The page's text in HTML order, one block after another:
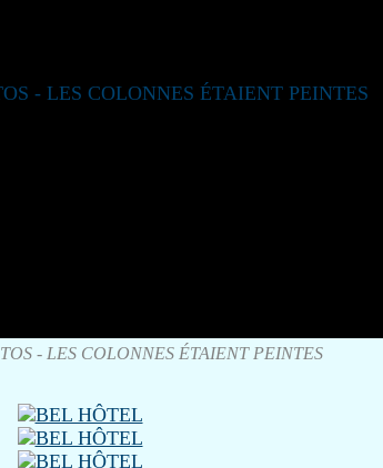
- LES COLONNES ÉTAIENT PEINTES